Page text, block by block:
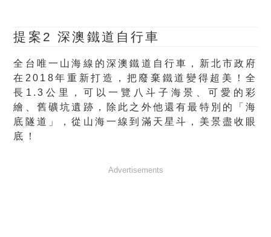
提案2 深澳鐵道自行車
全台唯一山海線的深澳鐵道自行車，新北市政府
在2018年重新打造，把廢棄鐵道變得超美！全
長1.3公里，可以一覽八斗子海景、可愛的彩
繪、舊礦坑遺跡，除此之外他還有最特別的「海
底隧道」，從山海一線到滿天星斗，美景盡收眼
底！
Advertisements